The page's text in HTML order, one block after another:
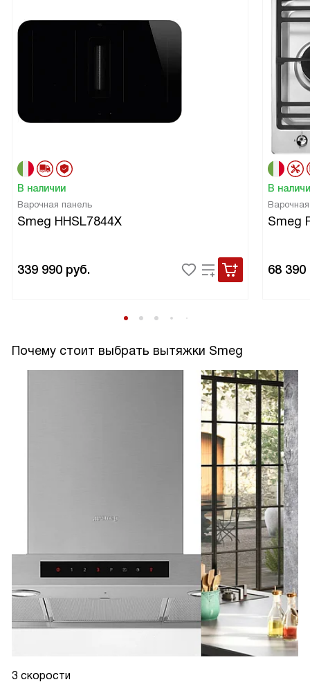
В наличии
Варочная панель
Smeg HHSL7844X
339 990 руб.
В
Smeg
68 390
Почему стоит выбрать вытяжки Smeg
3 скорости